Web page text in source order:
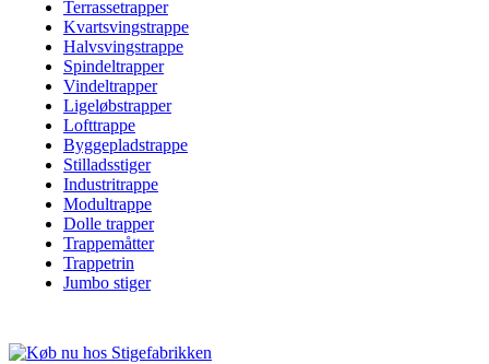
Terrassetrapper
Kvartsvingstrappe
Halvsvingstrappe
Spindeltrapper
Vindeltrapper
Ligeløbstrapper
Lofttrappe
Byggepladstrappe
Stilladsstiger
Industritrappe
Modultrappe
Dolle trapper
Trappemåtter
Trappetrin
Jumbo stiger